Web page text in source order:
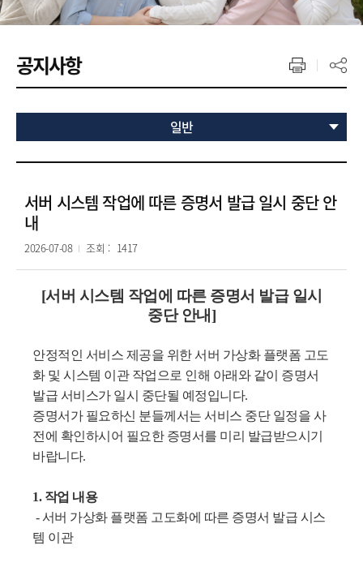
공지사항
일반
서버 시스템 작업에 따른 증명서 발급 일시 중단 안
내
2026-07-08 조회 : 1417
[서버 시스템 작업에 따른 증명서 발급 일시
중단 안내]
안정적인 서비스 제공을 위한 서버 가상화 플랫폼 고도
화 및 시스템 이관 작업으로 인해 아래와 같이 증명서
발급 서비스가 일시 중단될 예정입니다.
증명서가 필요하신 분들께서는 서비스 중단 일정을 사
전에 확인하시어 필요한 증명서를 미리 발급받으시기
바랍니다.
1. 작업 내용
- 서버 가상화 플랫폼 고도화에 따른 증명서 발급 시스
템 이관